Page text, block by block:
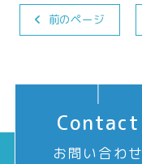
前のページ
Contact
お問い合わせ